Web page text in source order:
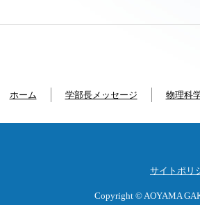
ホーム 学部長メッセージ 物理科
サイトポリ
Copyright © AOYAMA